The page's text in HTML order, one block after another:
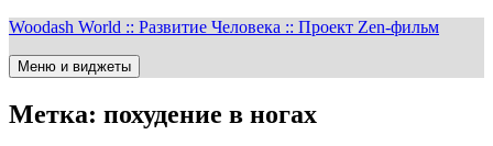
Перейти
содержимому
Woodash World :: Развитие Человека :: Проект Zen-фильм
Меню и виджеты
Метка: похудение в ногах